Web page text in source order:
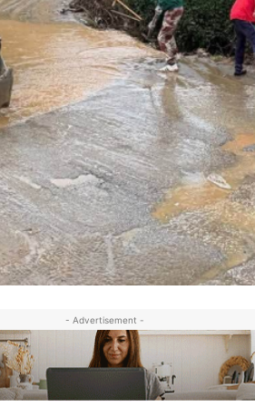
- Advertisement -